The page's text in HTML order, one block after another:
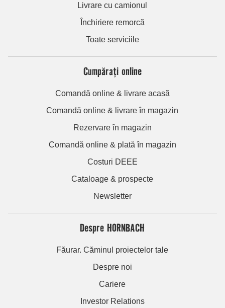
Livrare cu camionul
Închiriere remorcă
Toate serviciile
Cumpărați online
Comandă online & livrare acasă
Comandă online & livrare în magazin
Rezervare în magazin
Comandă online & plată în magazin
Costuri DEEE
Cataloage & prospecte
Newsletter
Despre HORNBACH
Făurar. Căminul proiectelor tale
Despre noi
Cariere
Investor Relations